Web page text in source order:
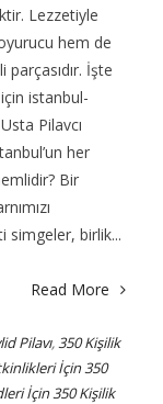
Lezzetiyle
hem de
İşte
istanbul-
Pilavcı
her
Bir
simgeler, birlik...
Read More
Pilavı,350 Kişilik
İçin 350
İçin 350 Kişilik